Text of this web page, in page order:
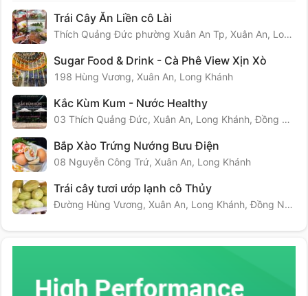
Trái Cây Ăn Liền cô Lài
Thích Quảng Đức phường Xuân An Tp, Xuân An, Long Khánh, Đồng Nai, Việt Nam
Sugar Food & Drink - Cà Phê View Xịn Xò
198 Hùng Vương, Xuân An, Long Khánh
Kắc Kùm Kum - Nước Healthy
03 Thích Quảng Đức, Xuân An, Long Khánh, Đồng Nai
Bắp Xào Trứng Nướng Bưu Điện
08 Nguyễn Công Trứ, Xuân An, Long Khánh
Trái cây tươi ướp lạnh cô Thủy
Đường Hùng Vương, Xuân An, Long Khánh, Đồng Nai, Việt Nam